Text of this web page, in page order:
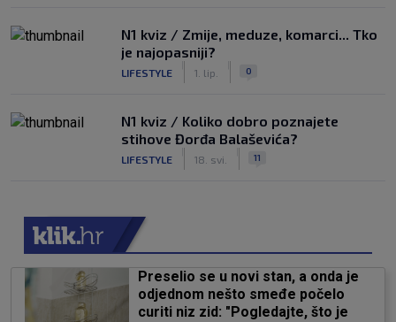
N1 kviz / Zmije, meduze, komarci... Tko
je najopasniji?
LIFESTYLE 1. lip. 0
N1 kviz / Koliko dobro poznajete
stihove Đorđa Balaševića?
LIFESTYLE 18. svi. 11
Preselio se u novi stan, a onda je
odjednom nešto smeđe počelo
curiti niz zid: "Pogledajte, što je